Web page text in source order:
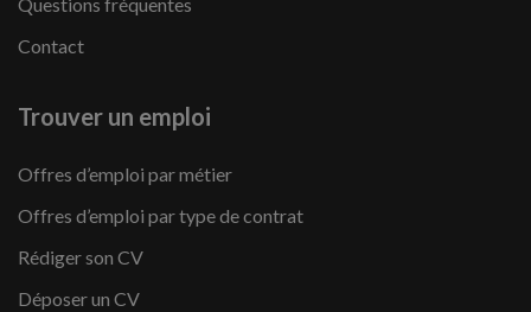
Questions fréquentes
Contact
Trouver un emploi
Offres d’emploi par métier
Offres d’emploi par type de contrat
Rédiger son CV
Déposer un CV